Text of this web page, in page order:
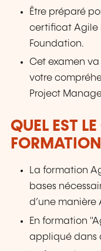
Être préparé
certificat Agile
Foundation.
Cet examen
votre
Project
QUEL EST
La formation
bases
d’une manière
En formation
appliqué dans